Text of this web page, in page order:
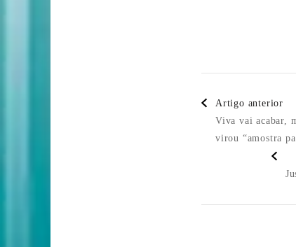
Post
Artigo anterior
Viva vai acabar,
virou “amostra